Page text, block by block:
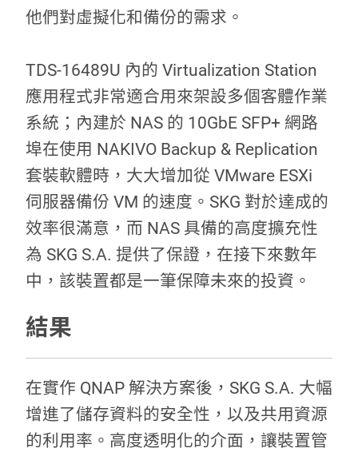
他們對虛擬化和備份的需求。
TDS-16489U 內的 Virtualization Station
應用程式非常適合用來架設多個客體作業
系統；內建於 NAS 的 10GbE SFP+ 網路
埠在使用 NAKIVO Backup & Replication
套裝軟體時，大大增加從 VMware ESXi
伺服器備份 VM 的速度。SKG 對於達成的
效率很滿意，而 NAS 具備的高度擴充性
為 SKG S.A. 提供了保證，在接下來數年
中，該裝置都是一筆保障未來的投資。
結果
在實作 QNAP 解決方案後，SKG S.A. 大幅
增進了儲存資料的安全性，以及共用資源
的利用率。高度透明化的介面，讓裝置管